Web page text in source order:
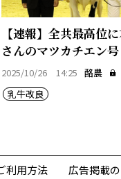
【速報】全共最高位
さんのマツカチエン号
2025/10/26 14:25 酪農
乳牛改良
利用方法 広告掲載